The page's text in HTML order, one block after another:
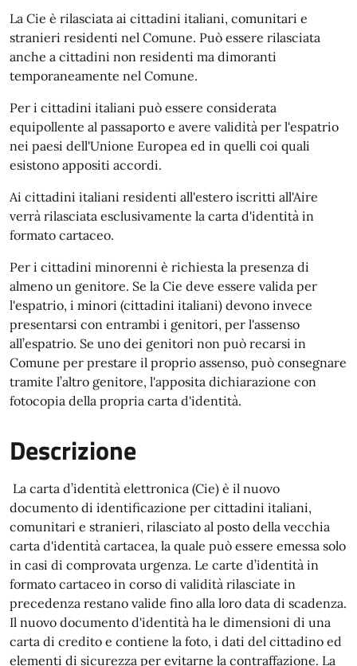
La Cie è rilasciata ai cittadini italiani, comunitari e
stranieri residenti nel Comune. Può essere rilasciata
anche a cittadini non residenti ma dimoranti
temporaneamente nel Comune.
Per i cittadini italiani può essere considerata
equipollente al passaporto e avere validità per l'espatrio
nei paesi dell'Unione Europea ed in quelli coi quali
esistono appositi accordi.
Ai cittadini italiani residenti all'estero iscritti all'Aire
verrà rilasciata esclusivamente la carta d'identità in
formato cartaceo.
Per i cittadini minorenni è richiesta la presenza di
almeno un genitore. Se la Cie deve essere valida per
l'espatrio, i minori (cittadini italiani) devono invece
presentarsi con entrambi i genitori, per l'assenso
all’espatrio. Se uno dei genitori non può recarsi in
Comune per prestare il proprio assenso, può consegnare
tramite l’altro genitore, l'apposita dichiarazione con
fotocopia della propria carta d'identità.
Descrizione
La carta d’identità elettronica (Cie) è il nuovo
documento di identificazione per cittadini italiani,
comunitari e stranieri, rilasciato al posto della vecchia
carta d'identità cartacea, la quale può essere emessa solo
in casi di comprovata urgenza. Le carte d’identità in
formato cartaceo in corso di validità rilasciate in
precedenza restano valide fino alla loro data di scadenza.
Il nuovo documento d'identità ha le dimensioni di una
carta di credito e contiene la foto, i dati del cittadino ed
elementi di sicurezza per evitarne la contraffazione. La